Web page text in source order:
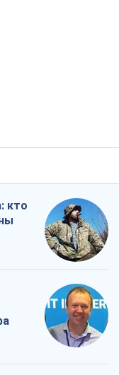
кто